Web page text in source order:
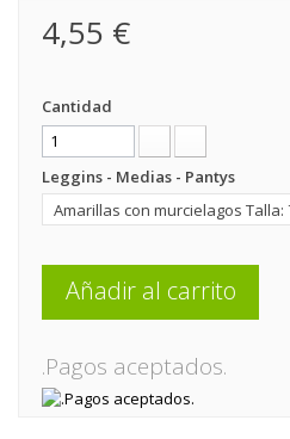
4,55 €
Cantidad
Leggins - Medias - Pantys
Añadir al carrito
.Pagos aceptados.